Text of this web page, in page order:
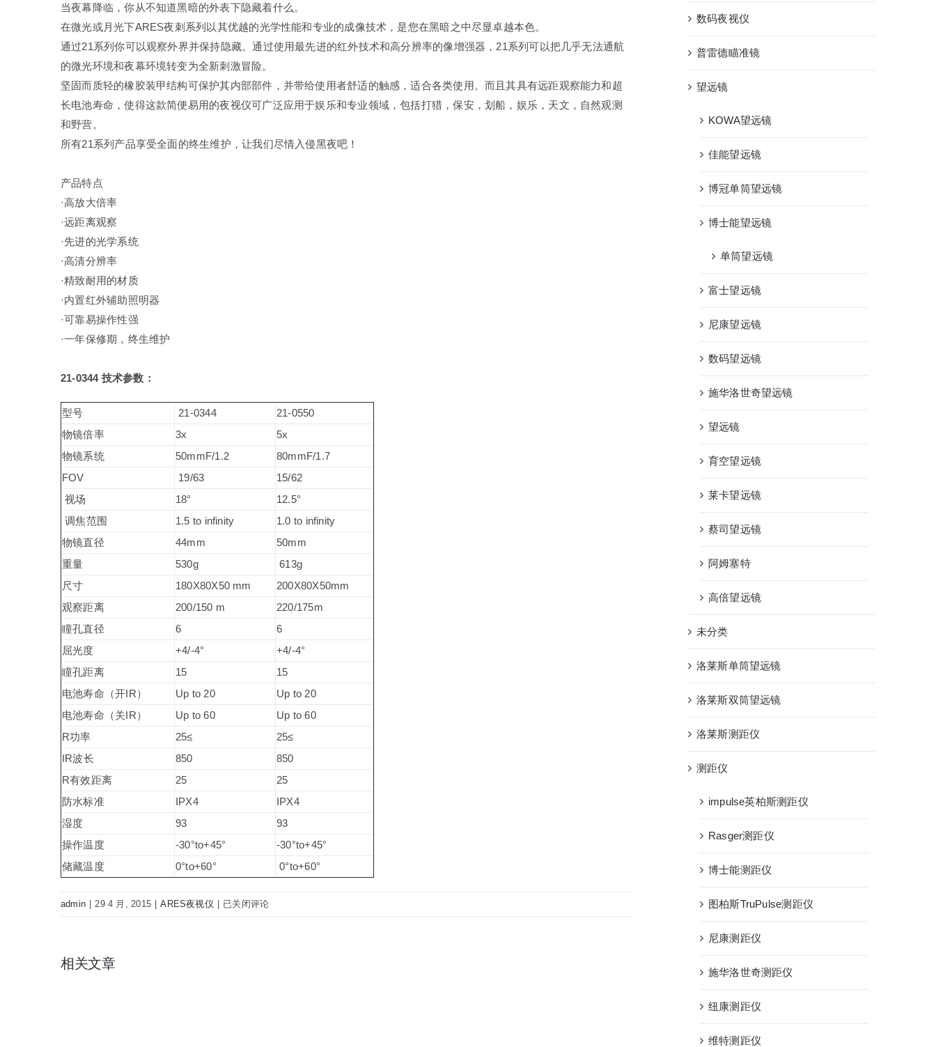
当夜幕降临，你从不知道黑暗的外表下隐藏着什么。
在微光或月光下ARES夜刺系列以其优越的光学性能和专业的成像技术，是您在黑暗之中尽显卓越本色。
通过21系列你可以观察外界并保持隐藏。通过使用最先进的红外技术和高分辨率的像增强器，21系列可以把几乎无法通航
的微光环境和夜幕环境转变为全新刺激冒险。
坚固而质轻的橡胶装甲结构可保护其内部部件，并带给使用者舒适的触感，适合各类使用。而且其具有远距观察能力和超
长电池寿命，使得这款简便易用的夜视仪可广泛应用于娱乐和专业领域，包括打猎，保安，划船，娱乐，天文，自然观测
和野营。
所有21系列产品享受全面的终生维护，让我们尽情入侵黑夜吧！
产品特点
·高放大倍率
·远距离观察
·先进的光学系统
·高清分辨率
·精致耐用的材质
·内置红外辅助照明器
·可靠易操作性强
·一年保修期，终生维护
21-0344 技术参数：
型号 21-0344
21-0550
物镜倍率
3x
5x
物镜系统
50mmF/1.2
80mmF/1.7
FOV
19/63
15/62
视场
18°
12.5°
调焦范围
1.5 to infinity
1.0 to infinity
物镜直径
44mm
50mm
重量
530g
613g
尺寸
180X80X50 mm
200X80X50mm
观察距离
200/150 m
220/175m
瞳孔直径
6
6
屈光度
+4/-4°
+4/-4°
瞳孔距离
15
15
电池寿命（开IR）
Up to 20
Up to 20
电池寿命（关IR）
Up to 60
Up to 60
R功率
25≤
25≤
IR波长
850
850
R有效距离
25
25
防水标准
IPX4
IPX4
湿度
93
93
操作温度
-30°to+45°
-30°to+45°
储藏温度
0°to+60° 0°to+60°
admin 29 4 月, 2015 ARES夜视仪
ARES
已关闭评论
相关文章
数码夜视仪
普雷德瞄准镜
望远镜
KOWA望远镜
佳能望远镜
博冠单筒望远镜
博士能望远镜
单筒望远镜
富士望远镜
尼康望远镜
数码望远镜
施华洛世奇望远镜
望远镜
育空望远镜
莱卡望远镜
蔡司望远镜
阿姆塞特
高倍望远镜
未分类
洛莱斯单筒望远镜
洛莱斯双筒望远镜
洛莱斯测距仪
测距仪
impulse英柏斯测距仪
Rasger测距仪
博士能测距仪
图柏斯TruPulse测距仪
尼康测距仪
施华洛世奇测距仪
纽康测距仪
维特测距仪